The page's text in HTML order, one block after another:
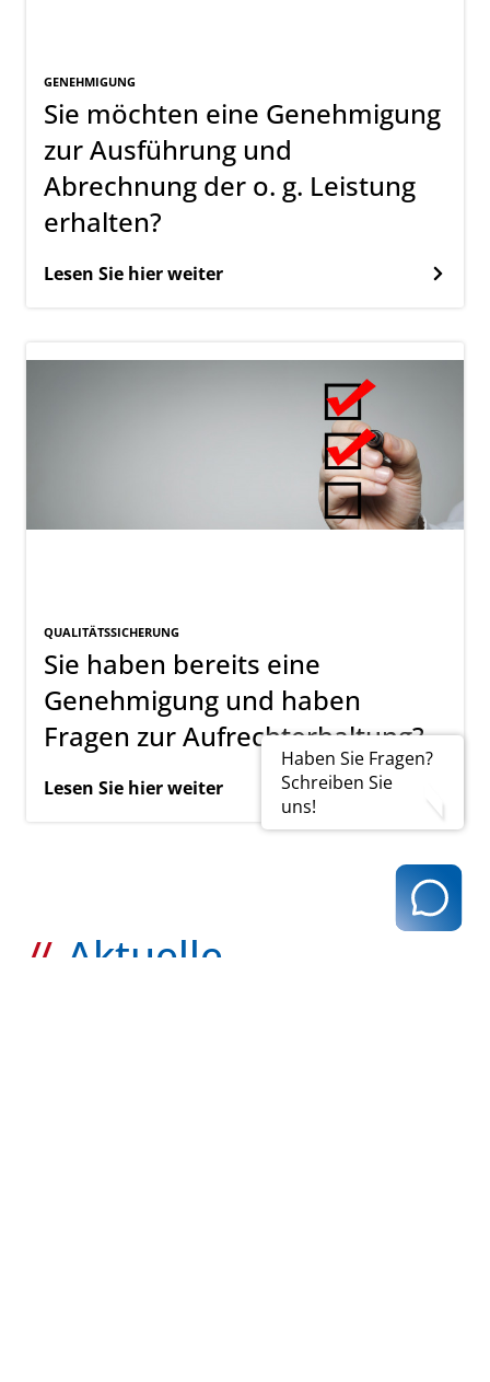
Haben Sie Fragen?
Schreiben Sie
uns!
GENEHMIGUNG
Sie möchten eine Genehmigung
zur Ausführung und
Abrechnung der o. g. Leistung
erhalten?
Lesen Sie hier weiter
QUALITÄTSSICHERUNG
Sie haben bereits eine
Genehmigung und haben
Fragen zur Aufrechterhaltung?
Lesen Sie hier weiter
Aktuelle